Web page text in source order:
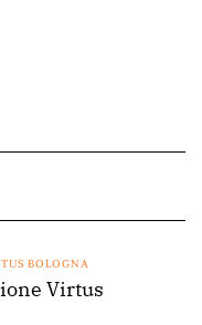
BOLOGNA
Virtus